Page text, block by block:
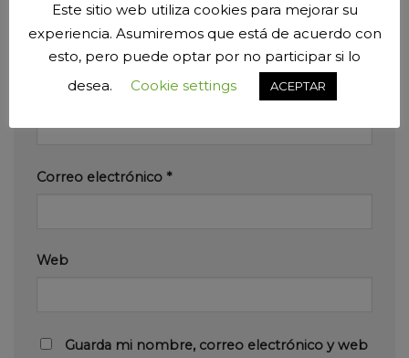
Nombre*
Correo electrónico *
Web
Guarda mi nombre, correo electrónico y web
Este sitio web utiliza cookies para mejorar su
experiencia. Asumiremos que está de acuerdo con
esto, pero puede optar por no participar si lo
desea.
Cookie settings ACEPTAR